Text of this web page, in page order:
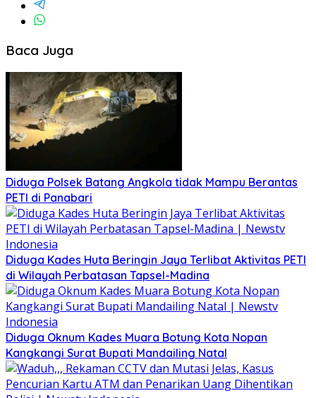
Baca Juga
Diduga Polsek Batang Angkola tidak Mampu Berantas
PETI di Panabari
Diduga Kades Huta Beringin Jaya Terlibat Aktivitas PETI
di Wilayah Perbatasan Tapsel-Madina
Diduga Oknum Kades Muara Botung Kota Nopan
Kangkangi Surat Bupati Mandailing Natal